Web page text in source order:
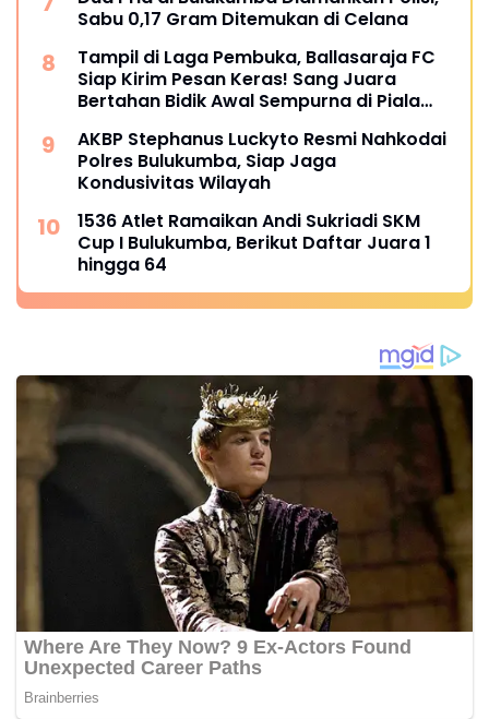
Sabu 0,17 Gram Ditemukan di Celana
Tampil di Laga Pembuka, Ballasaraja FC
Siap Kirim Pesan Keras! Sang Juara
Bertahan Bidik Awal Sempurna di Piala
AKBP Stephanus Luckyto Resmi Nahkodai
Polres Bulukumba, Siap Jaga
Kondusivitas Wilayah
1536 Atlet Ramaikan Andi Sukriadi SKM
Cup I Bulukumba, Berikut Daftar Juara 1
hingga 64